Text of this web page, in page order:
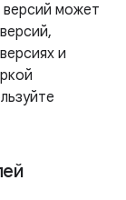
версий может
и